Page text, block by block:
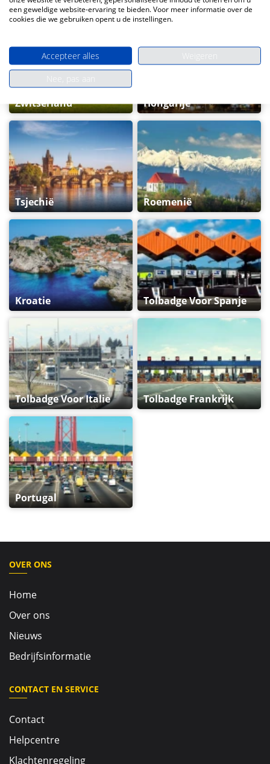
Slovenië Slowakije
Zwitserland Hongarije
Tsjechië Roemenië
Kroatie Tolbadge Voor Spanje
Tolbadge Voor Italie Tolbadge Frankrijk
Portugal
OVER ONS
Home
Over ons
Nieuws
Bedrijfsinformatie
CONTACT EN SERVICE
Contact
Helpcentre
Klachtenregeling
een geweldige website-ervaring te bieden. Voor meer informatie over de
cookies die we gebruiken opent u de instellingen.
Accepteer alles
Nee, pas aan